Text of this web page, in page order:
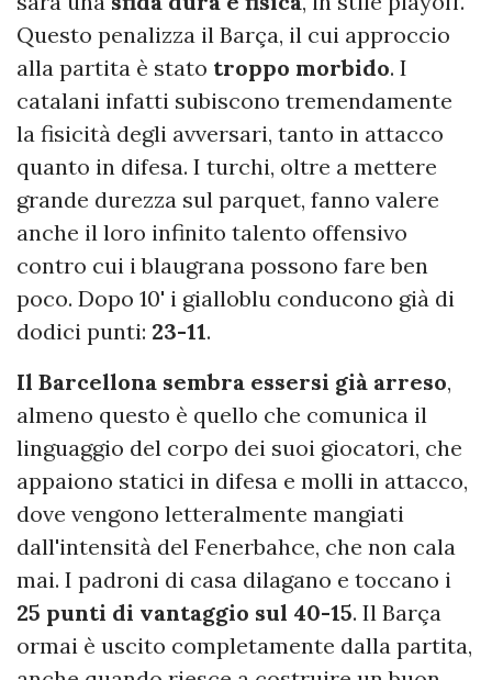
Questo penalizza il Barça, il cui approccio
alla partita è stato troppo morbido. I
catalani infatti subiscono tremendamente
la fisicità degli avversari, tanto in attacco
quanto in difesa. I turchi, oltre a mettere
grande durezza sul parquet, fanno valere
anche il loro infinito talento offensivo
contro cui i blaugrana possono fare ben
poco. Dopo 10' i gialloblu conducono già di
dodici punti: 23-11.
Il Barcellona sembra essersi già arreso,
almeno questo è quello che comunica il
linguaggio del corpo dei suoi giocatori, che
appaiono statici in difesa e molli in attacco,
dove vengono letteralmente mangiati
dall'intensità del Fenerbahce, che non cala
mai. I padroni di casa dilagano e toccano i
25 punti di vantaggio sul 40-15. Il Barça
ormai è uscito completamente dalla partita,